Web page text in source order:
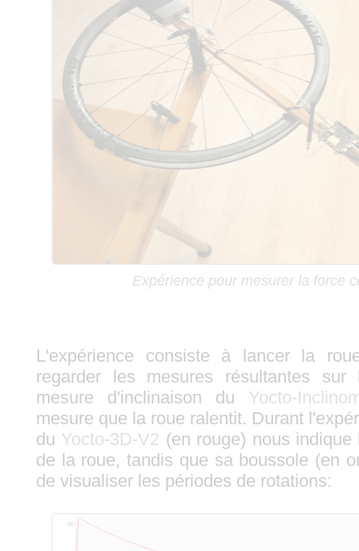
Expérience pour mesurer la force
L'expérience consiste à lancer la
regarder les mesures résultantes
mesure d'inclinaison du Yocto-
mesure que la roue ralentit. Durant
du Yocto-3D-V2 (en rouge) nous
de la roue, tandis que sa boussole (en
de visualiser les périodes de rotations: